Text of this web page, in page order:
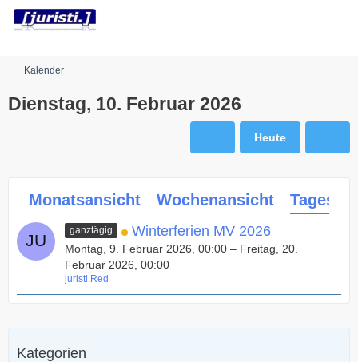
Robots.txt
Kalender
Dienstag, 10. Februar 2026
Heute
Monatsansicht Wochenansicht
ganztägig Winterferien MV 2026
Montag, 9. Februar 2026, 00:00 – Freitag, 20.
Februar 2026, 00:00
juristi.Red
Kategorien